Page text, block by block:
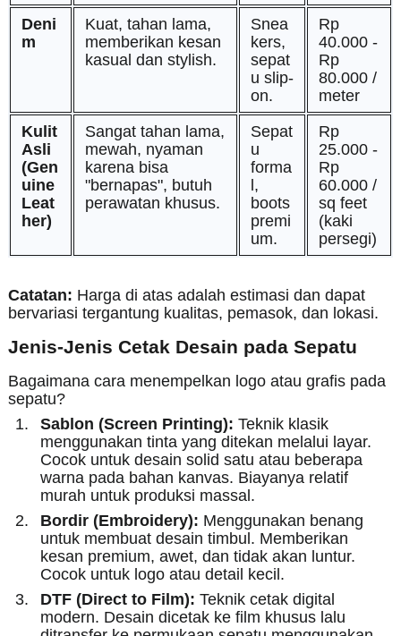
Deni
m
Kuat, tahan lama,
memberikan kesan
kasual dan stylish.
Snea
kers,
sepat
u slip-
on.
Rp
40.000 -
Rp
80.000 /
meter
Kulit
Asli
(Gen
uine
Leat
her)
Sangat tahan lama,
mewah, nyaman
karena bisa
"bernapas", butuh
perawatan khusus.
Sepat
u
forma
l,
boots
premi
um.
Rp
25.000 -
Rp
60.000 /
sq feet
(kaki
persegi)
Catatan: Harga di atas adalah estimasi dan dapat
bervariasi tergantung kualitas, pemasok, dan lokasi.
Jenis-Jenis Cetak Desain pada Sepatu
Bagaimana cara menempelkan logo atau grafis pada
sepatu?
Sablon (Screen Printing): Teknik klasik
menggunakan tinta yang ditekan melalui layar.
Cocok untuk desain solid satu atau beberapa
warna pada bahan kanvas. Biayanya relatif
murah untuk produksi massal.
Bordir (Embroidery): Menggunakan benang
untuk membuat desain timbul. Memberikan
kesan premium, awet, dan tidak akan luntur.
Cocok untuk logo atau detail kecil.
DTF (Direct to Film): Teknik cetak digital
modern. Desain dicetak ke film khusus lalu